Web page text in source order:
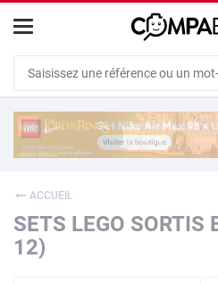
ACCUEIL
SETS LEGO SORTIS
12)
Cookies management panel